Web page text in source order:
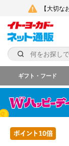
【大切
ギフト・フード